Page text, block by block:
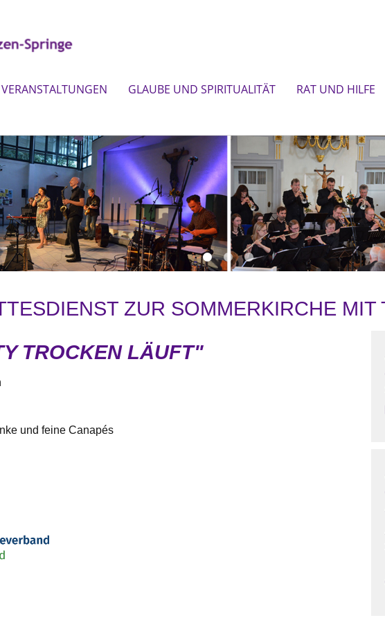
VERANSTALTUNGEN GLAUBE UND SPIRITUALITÄT RAT UND HILFE
ZUR SOMMERKIRCHE MIT
TROCKEN LÄUFT"
und feine Canapés